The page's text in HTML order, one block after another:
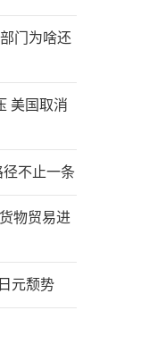
门为啥还
美国取消
不止一条
物贸易进
元颓势